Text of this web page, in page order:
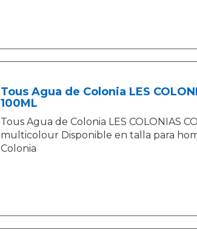
Tous Agua de Colonia LES
100ML
Tous Agua de Colonia LES COLONIAS
multicolour Disponible en talla para
Colonia